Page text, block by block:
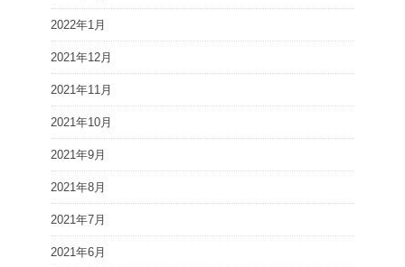
2022年1月
2021年12月
2021年11月
2021年10月
2021年9月
2021年8月
2021年7月
2021年6月